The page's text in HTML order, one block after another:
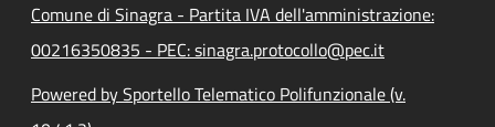
Comune di Sinagra - Partita IVA dell'amministrazione:
00216350835 - PEC: sinagra.protocollo@pec.it
Powered by Sportello Telematico Polifunzionale (v.